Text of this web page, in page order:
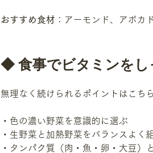
おすすめ食材 ：アーモンド、アボカ
◆ 食事でビタミンをし
無理なく続けられるポイントはこちら
・色の濃い野菜を意識的に選ぶ
・生野菜と加熱野菜をバランスよく
・タンパク質（肉・魚・卵・大豆）